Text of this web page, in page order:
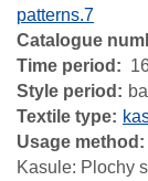
patterns.7
Catalogue
Time period
Style period
Textile type
Usage method
Kasule: Plochy